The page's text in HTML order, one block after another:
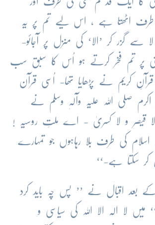
طرف اٹھتا ہے ، اس لیے تم پر یہ
سے گزر کر ’الا‘ کی منزل پر آجائو-
پر تم فخر کرتے ہو اُس کا سبق سب
قرآنِ کریم نے پڑھایا تھا- اُسی قرآن
صلی اللہ علیہ وآلہٖ وسلم نے
لا قیصر و لا کسریٰ - اے ملتِ روسیہ !
کی طرف بلا رہاہوں جو تمہارے
کر سکتا ہے-‘‘
کے بعد اقبال نے ’’ پس چہ باید کرد
لا الہ الا اللہ کی سیاسی و